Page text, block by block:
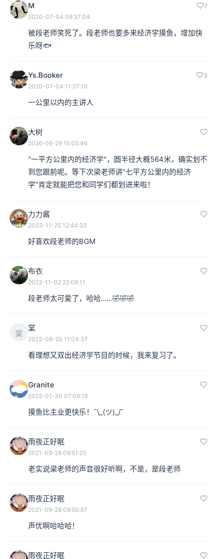
M 7
2020-07-04 09:37:04
被段老师笑死了。段老师也要多来经济学摸鱼，增加快
乐呀🐟
Ys.Booker 3
2020-07-04 11:37:19
一公里以内的主讲人
大树
2026-06-29 15:05:46
"一平方公里内的经济学"，圆半径大概564米，确实划不
到您跟前呢。等下次梁老师讲"七平方公里内的经济
学"肯定就能把您和同学们都划进来啦！
力力酱
2023-11-25 12:44:32
好喜欢段老师的BGM
布衣
2022-11-02 22:08:11
段老师太可爱了，哈哈……🤣🤣🤣
棠
棠
2022-08-20 11:04:37
看理想又双出经济学节目的时候，我来复习了。
Granite
2022-01-30 07:09:19
摸鱼比主业更快乐！¯\_(ツ)_/¯
雨夜正好眠
2021-09-28 09:51:25
老实说梁老师的声音很好听啊，不是，是段老师
雨夜正好眠
2021-09-28 09:50:57
声优啊哈哈哈！
雨夜正好眠